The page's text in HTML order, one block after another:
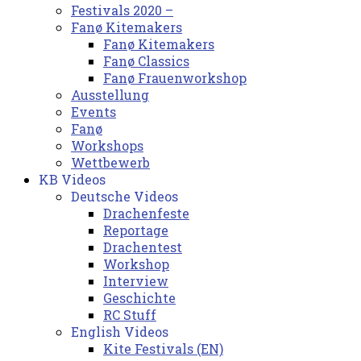
Festivals 2020 –
Fanø Kitemakers
Fanø Kitemakers
Fanø Classics
Fanø Frauenworkshop
Ausstellung
Events
Fanø
Workshops
Wettbewerb
KB Videos
Deutsche Videos
Drachenfeste
Reportage
Drachentest
Workshop
Interview
Geschichte
RC Stuff
English Videos
Kite Festivals (EN)